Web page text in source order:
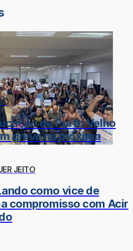
de Porto Velho
greve na próxima
JEITO
como vice de
compromisso com Acir